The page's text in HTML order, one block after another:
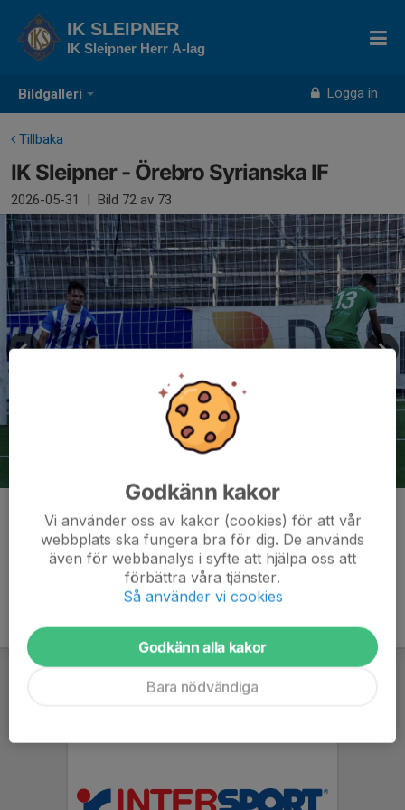
Bildgalleri Logga in
IK SLEIPNER
IK Sleipner Herr A-lag
Tillbaka
IK Sleipner - Örebro Syrianska IF
2026-05-31 | Bild 72 av 73
Kommentarer
Godkänn kakor
Vi använder oss av kakor (cookies) för att vår
webbplats ska fungera bra för dig. De används
även för webbanalys i syfte att hjälpa oss att
förbättra våra tjänster.
Så använder vi cookies
Godkänn alla kakor
Bara nödvändiga